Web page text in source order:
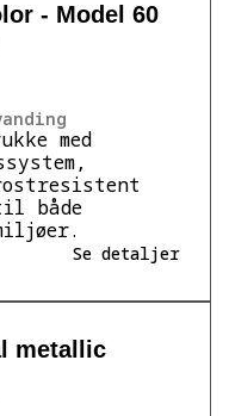
- Model 60
med
både
Se detaljer
metallic